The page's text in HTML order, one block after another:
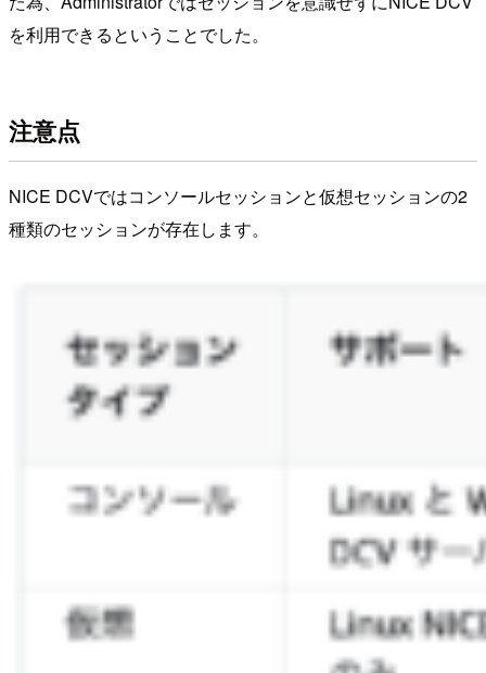
を利用できるということでした。
注意点
NICE DCVではコンソールセッションと仮想セッションの2
種類のセッションが存在します。